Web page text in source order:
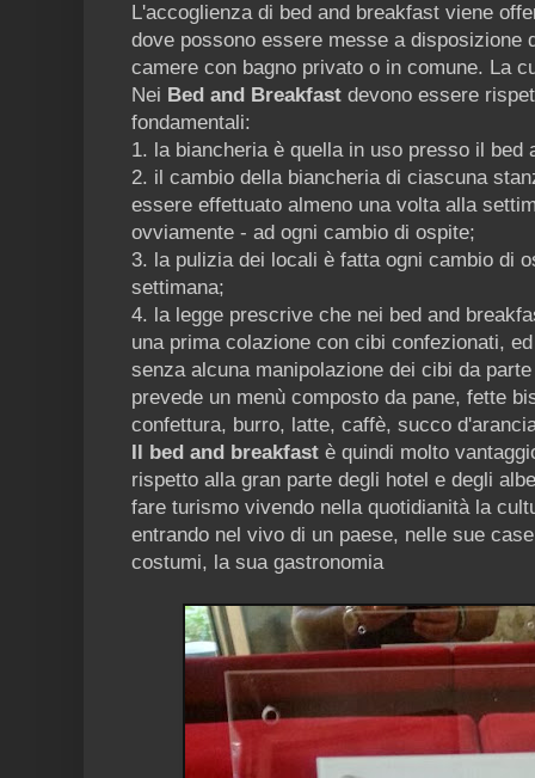
L'accoglienza di bed and breakfast viene
dove possono essere messe a disposizione
camere con bagno privato o in comune. La
Nei Bed and Breakfast devono essere
fondamentali:
1. la biancheria è quella in uso presso il bed
2. il cambio della biancheria di ciascuna
essere effettuato almeno una volta alla
ovviamente - ad ogni cambio di ospite;
3. la pulizia dei locali è fatta ogni cambio di
settimana;
4. la legge prescrive che nei bed and
una prima colazione con cibi confezionati,
senza alcuna manipolazione dei cibi da
prevede un menù composto da pane, fette
confettura, burro, latte, caffè, succo
Il bed and breakfast è quindi molto
rispetto alla gran parte degli hotel e degli
fare turismo vivendo nella quotidianità la
entrando nel vivo di un paese, nelle sue
costumi, la sua gastronomia